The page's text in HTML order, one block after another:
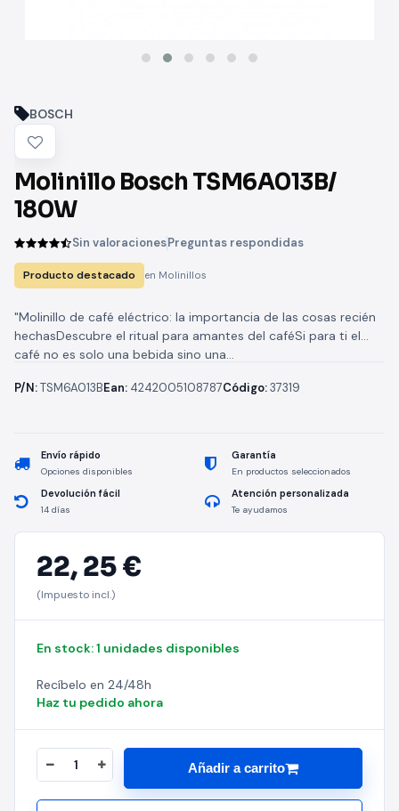
BOSCH
Molinillo Bosch TSM6A013B/
180W
Sin valoracionesPreguntas respondidas
Producto destacado en Molinillos
"Molinillo de café eléctrico: la importancia de las cosas recién
hechasDescubre el ritual para amantes del caféSi para ti el
café no es solo una bebida sino una...
P/N:TSM6A013BEan: 4242005108787Código:37319
Envío rápido
Opciones disponibles
Garantía
En productos seleccionados
Devolución fácil
14 días
Atención personalizada
Te ayudamos
22,25 €
(Impuesto incl.)
En stock: 1 unidades disponibles
Recíbelo en 24/48h
Haz tu pedido ahora
Añadir a carrito